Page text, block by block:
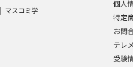
マスコミ学
個人
特定
お問
テレ
受験